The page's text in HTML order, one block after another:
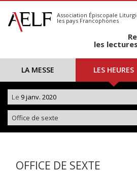
S'abonner
Calendrier
Association Épiscopale
les pays Francophones
les
LA MESSE LES HEURES
Le 9 janv. 2020
Office de sexte
OFFICE DE SEXTE